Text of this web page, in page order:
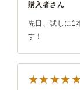
購入者さん
先日、試しに1
す！